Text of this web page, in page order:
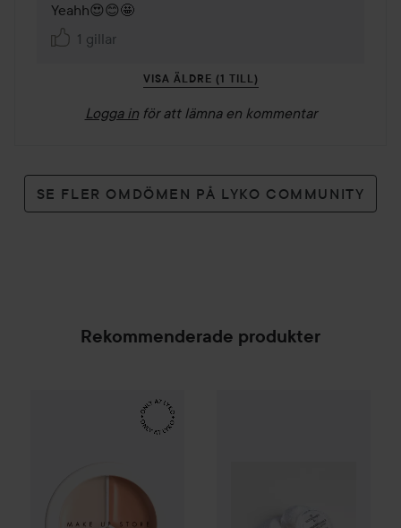
Yeahh😍😊🤩
1 gillar
VISA ÄLDRE (1 TILL)
Logga in för att lämna en kommentar
SE FLER OMDÖMEN PÅ LYKO COMMUNITY
Rekommenderade produkter
Make Up Store